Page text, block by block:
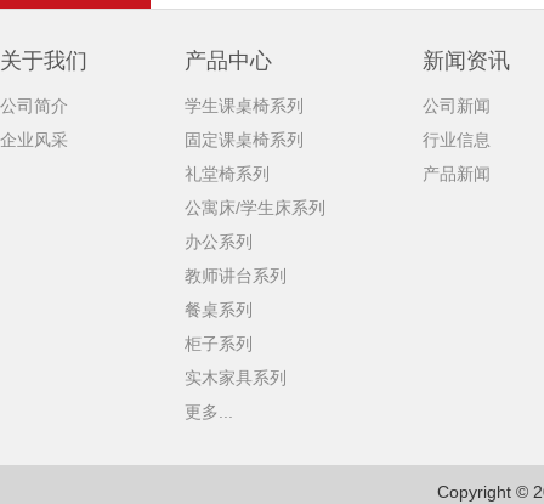
关于我们
公司简介
企业风采
产品中心
学生课桌椅系列
固定课桌椅系列
礼堂椅系列
公寓床/学生床系列
办公系列
教师讲台系列
餐桌系列
柜子系列
实木家具系列
更多...
新闻资讯
公司新闻
行业信息
产品新闻
Copyright ©